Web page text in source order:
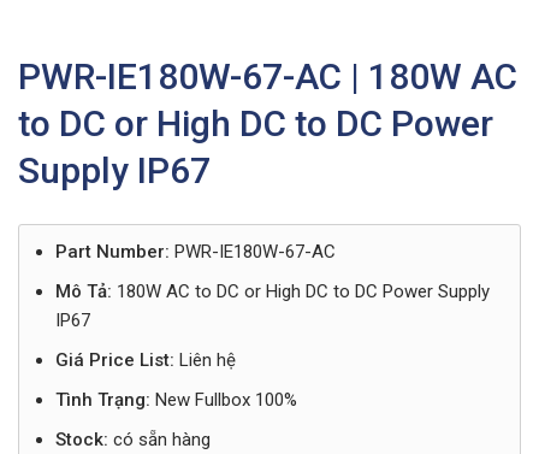
PWR-IE180W-67-AC | 180W AC
to DC or High DC to DC Power
Supply IP67
Part Number: PWR-IE180W-67-AC
Mô Tả: 180W AC to DC or High DC to DC Power Supply
IP67
Giá Price List: Liên hệ
Tình Trạng: New Fullbox 100%
Stock: có sẵn hàng